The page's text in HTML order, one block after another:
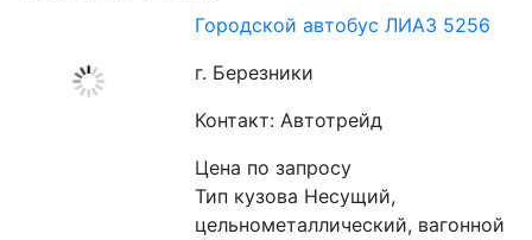
Городской автобус ЛИАЗ 5256
г. Березники
Контакт: Автотрейд
Цена по запросу
Тип кузова Несущий,
цельнометаллический, вагонной